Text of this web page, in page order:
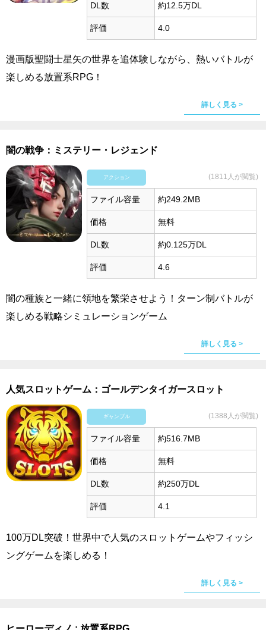
DL数 約12.5万DL
評価 4.0
漫画版聖闘士星矢の世界を追体験しながら、熱いバトルが
楽しめる放置系RPG！
詳しく見る >
闇の戦争：ミステリー・レジェンド
アクション (1811人が閲覧)
ファイル容量 約249.2MB
価格 無料
DL数 約0.125万DL
評価 4.6
闇の種族と一緒に領地を繁栄させよう！ターン制バトルが
楽しめる戦略シミュレーションゲーム
詳しく見る >
人気スロットゲーム：ゴールデンタイガースロット
ギャンブル (1388人が閲覧)
ファイル容量 約516.7MB
価格 無料
DL数 約250万DL
評価 4.1
100万DL突破！世界中で人気のスロットゲームやフィッシ
ングゲームを楽しめる！
詳しく見る >